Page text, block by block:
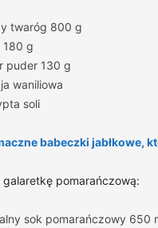
twaróg 800 g
180 g
puder 130 g
waniliowa
soli
babeczki jabłkowe,
galaretkę pomarańczową:
sok pomarańczowy 650